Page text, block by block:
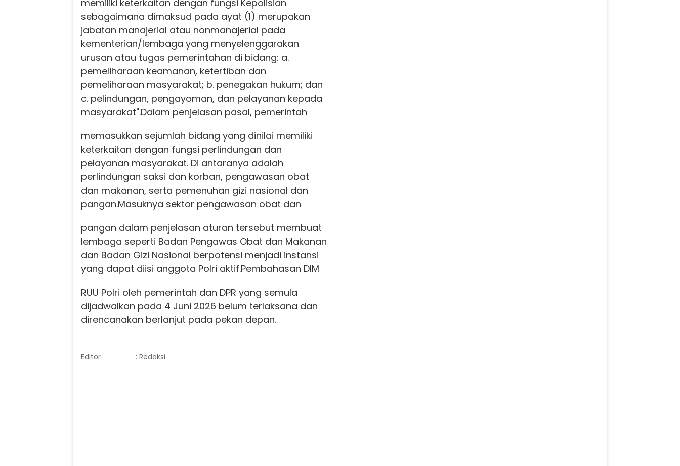
memiliki keterkaitan dengan fungsi Kepolisian
sebagaimana dimaksud pada ayat (1) merupakan
jabatan manajerial atau nonmanajerial pada
kementerian/lembaga yang menyelenggarakan
urusan atau tugas pemerintahan di bidang: a.
pemeliharaan keamanan, ketertiban dan
pemeliharaan masyarakat; b. penegakan hukum; dan
c. pelindungan, pengayoman, dan pelayanan kepada
masyarakat".Dalam penjelasan pasal, pemerintah
memasukkan sejumlah bidang yang dinilai memiliki
keterkaitan dengan fungsi perlindungan dan
pelayanan masyarakat. Di antaranya adalah
perlindungan saksi dan korban, pengawasan obat
dan makanan, serta pemenuhan gizi nasional dan
pangan.Masuknya sektor pengawasan obat dan
pangan dalam penjelasan aturan tersebut membuat
lembaga seperti Badan Pengawas Obat dan Makanan
dan Badan Gizi Nasional berpotensi menjadi instansi
yang dapat diisi anggota Polri aktif.Pembahasan DIM
RUU Polri oleh pemerintah dan DPR yang semula
dijadwalkan pada 4 Juni 2026 belum terlaksana dan
direncanakan berlanjut pada pekan depan.
Editor : Redaksi